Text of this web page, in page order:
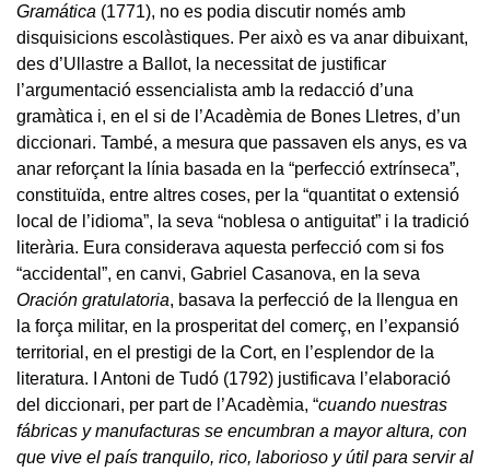
Gramática (1771), no es podia discutir només amb
disquisicions escolàstiques. Per això es va anar dibuixant,
des d’Ullastre a Ballot, la necessitat de justificar
l’argumentació essencialista amb la redacció d’una
gramàtica i, en el si de l’Acadèmia de Bones Lletres, d’un
diccionari. També, a mesura que passaven els anys, es va
anar reforçant la línia basada en la “perfecció extrínseca”,
constituïda, entre altres coses, per la “quantitat o extensió
local de l’idioma”, la seva “noblesa o antiguitat” i la tradició
literària. Eura considerava aquesta perfecció com si fos
“accidental”, en canvi, Gabriel Casanova, en la seva
Oración gratulatoria, basava la perfecció de la llengua en
la força militar, en la prosperitat del comerç, en l’expansió
territorial, en el prestigi de la Cort, en l’esplendor de la
literatura. I Antoni de Tudó (1792) justificava l’elaboració
del diccionari, per part de l’Acadèmia, “cuando nuestras
fábricas y manufacturas se encumbran a mayor altura, con
que vive el país tranquilo, rico, laborioso y útil para servir al